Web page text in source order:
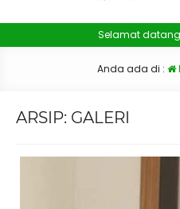
Selamat datang di
Anda ada di :
ARSIP: GALERI